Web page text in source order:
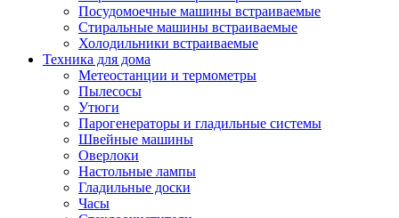
Музыкальные инструменты
Аксессуары эми
Ди-джейское оборудование
Плееры blu-ray и dvd
Проекционное оборудование
Аксессуары для проекционного
Интерактивные доски
Кронштейны для проекторов
Посудомоечные машины встраиваемые
Стиральные машины встраиваемые
Холодильники встраиваемые
Техника для дома
Метеостанции и термометры
Пылесосы
Утюги
Парогенераторы и гладильные системы
Швейные машины
Оверлоки
Настольные лампы
Гладильные доски
Часы